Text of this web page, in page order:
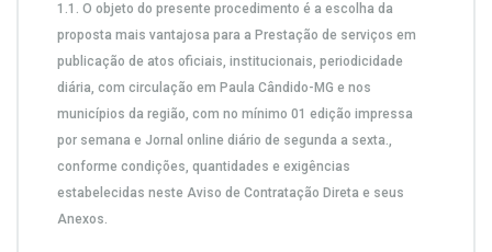
1.1. O objeto do presente procedimento é a escolha da
proposta mais vantajosa para a Prestação de serviços em
publicação de atos oficiais, institucionais, periodicidade
diária, com circulação em Paula Cândido-MG e nos
municípios da região, com no mínimo 01 edição impressa
por semana e Jornal online diário de segunda a sexta.,
conforme condições, quantidades e exigências
estabelecidas neste Aviso de Contratação Direta e seus
Anexos.